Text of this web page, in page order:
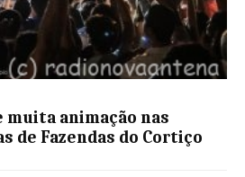
muita animação nas
de Fazendas do Cortiço